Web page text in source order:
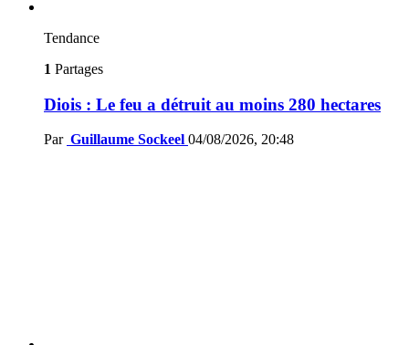
Tendance
1 Partages
Diois : Le feu a détruit au moins 280 hectares
Par Guillaume Sockeel 04/08/2026, 20:48